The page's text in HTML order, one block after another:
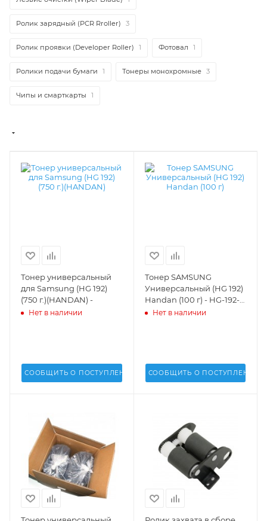
Ролик зарядный (PCR Rroller) 3
Ролик проявки (Developer Roller) 1 Фотовал 1
Ролики подачи бумаги 1 Тонеры монохромные 3
Чипы и смарткарты 1
Тонер универсальный
для Samsung (HG 192)
(750 г.)(HANDAN) -
Нет в наличии
СООБЩИТЬ О ПОСТУПЛЕНИИ
Тонер SAMSUNG
Универсальный (HG 192)
Handan (100 г) - HG-192-
01 Нет в наличии
СООБЩИТЬ О ПОСТУПЛЕНИИ